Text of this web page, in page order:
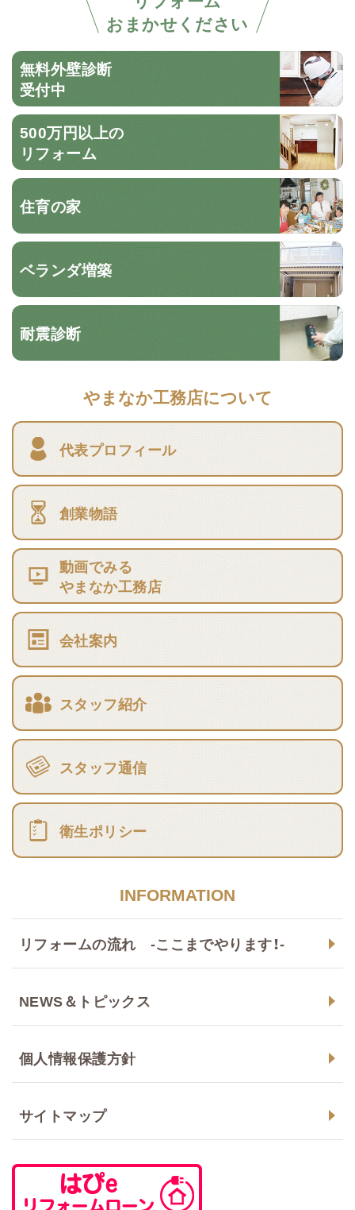
おまかせください
無料外壁診断
受付中
500万円以上の
リフォーム
住育の家
ベランダ増築
耐震診断
やまなか工務店について
代表プロフィール
創業物語
動画でみる
やまなか工務店
会社案内
スタッフ紹介
スタッフ通信
衛生ポリシー
INFORMATION
リフォームの流れ -ここまでやります！-
NEWS＆トピックス
個人情報保護方針
サイトマップ